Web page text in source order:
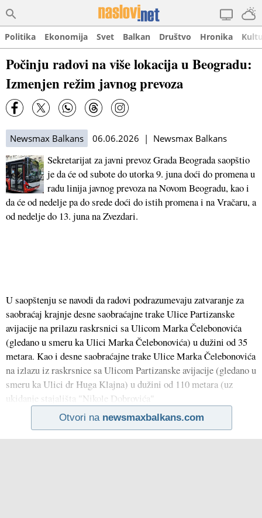
Politika Ekonomija Svet Balkan Društvo Hronika
Počinju radovi na više lokacija u Beogradu:
Izmenjen režim javnog prevoza
Newsmax Balkans 06.06.2026 | Newsmax Balkans
Sekretarijat za javni prevoz Grada Beograda saopštio
je da će od subote do utorka 9. juna doći do promena u
radu linija javnog prevoza na Novom Beogradu, kao i
da će od nedelje pa do srede doći do istih promena i na Vračaru, a
od nedelje do 13. juna na Zvezdari.
U saopštenju se navodi da radovi podrazumevaju zatvaranje za
saobraćaj krajnje desne saobraćajne trake Ulice Partizanske
avijacije na prilazu raskrsnici sa Ulicom Marka Čelebonovića
(gledano u smeru ka Ulici Marka Čelebonovića) u dužini od 35
metara. Kao i desne saobraćajne trake Ulice Marka Čelebonovića
na izlazu iz raskrsnice sa Ulicom Partizanske avijacije (gledano u
smeru ka Ulici dr Huga Klajna) u dužini od 110 metara (uz
ukidanje stajališta "Nikole Dobrovića"
Otvori na newsmaxbalkans.com